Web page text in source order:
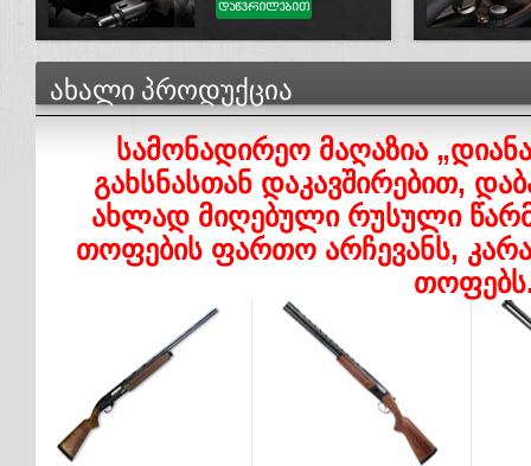
ᲐᲮᲐᲚᲘ ᲞᲠᲝᲓᲣᲥᲪᲘᲐ
სამონადირეო მაღაზია
გახსნასთან დაკავშირებით,
ახლად მიღებული რუსული
თოფების ფართო არჩევანს,